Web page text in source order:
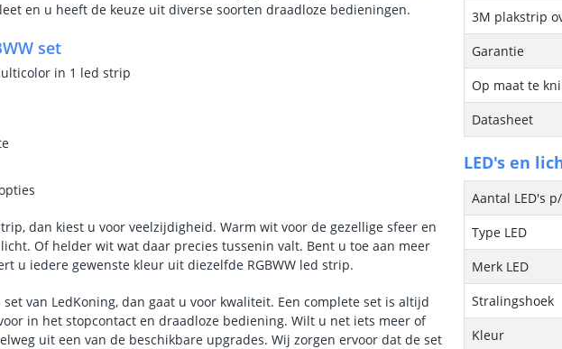
en u heeft de keuze uit diverse soorten draadloze bedieningen.
set
in 1 led strip
dan kiest u voor veelzijdigheid. Warm wit voor de gezellige sfeer en
Of helder wit wat daar precies tussenin valt. Bent u toe aan meer
u iedere gewenste kleur uit diezelfde RGBWW led strip.
set van LedKoning, dan gaat u voor kwaliteit. Een complete set is altijd
in het stopcontact en draadloze bediening. Wilt u net iets meer of
uit een van de beschikbare upgrades. Wij zorgen ervoor dat de set
3M plakstrip
Garantie
Op maat te
Datasheet
LED's en
Aantal LED's
Type LED
Merk LED
Stralingshoek
Kleur